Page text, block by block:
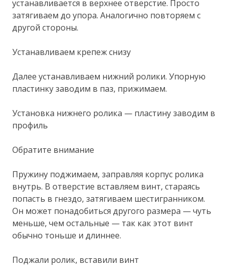
устанавливается в верхнее отверстие. Просто
затягиваем до упора. Аналогично повторяем с
другой стороны.
Устанавливаем крепеж снизу
Далее устанавливаем нижний ролики. Упорную
пластинку заводим в паз, прижимаем.
Установка нижнего ролика — пластину заводим в
профиль
Обратите внимание
Пружину поджимаем, заправляя корпус ролика
внутрь. В отверстие вставляем винт, стараясь
попасть в гнездо, затягиваем шестигранником.
Он может понадобиться другого размера — чуть
меньше, чем остальные — так как этот винт
обычно тоньше и длиннее.
Поджали ролик, вставили винт